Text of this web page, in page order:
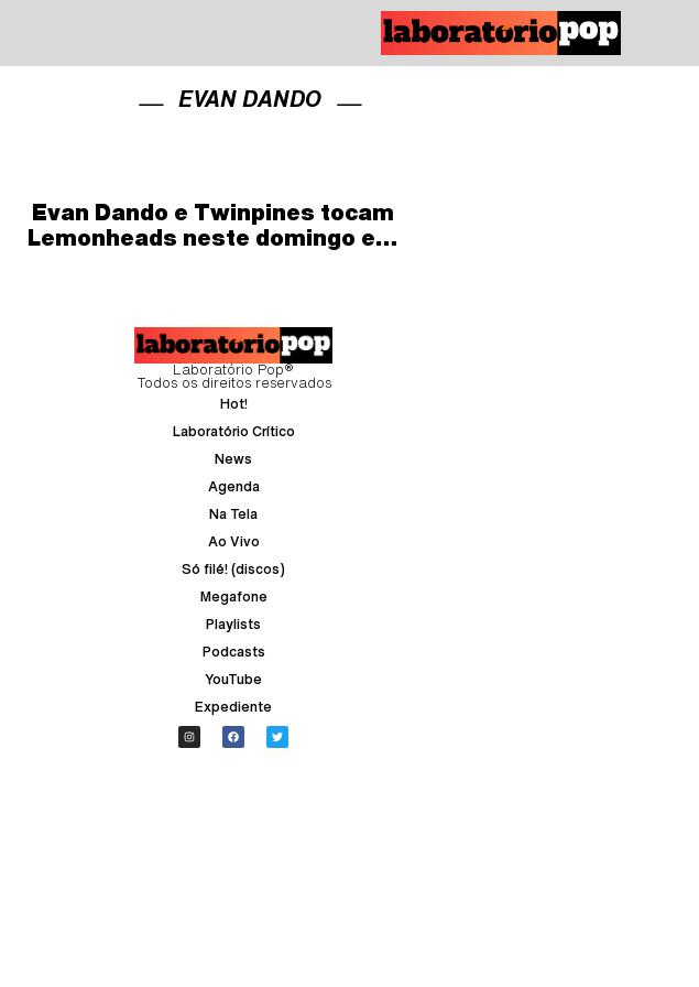
EVAN DANDO
Evan Dando e Twinpines tocam
Lemonheads neste domingo em
Laboratório Pop®
Todos os direitos reservados
Hot!
Laboratório Crítico
News
Agenda
Na Tela
Ao Vivo
Só filé! (discos)
Megafone
Playlists
Podcasts
YouTube
Expediente